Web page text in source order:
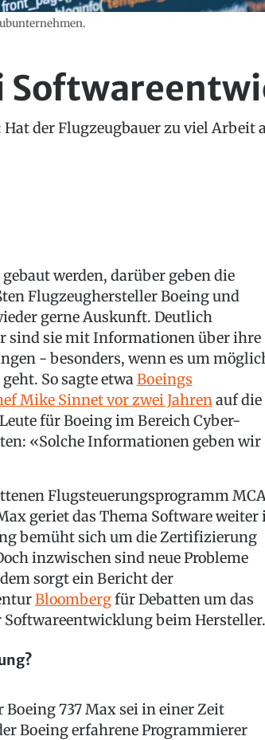
der Flugzeugbauer zu viel Arbeit
werden, darüber geben die
Flugzeughersteller Boeing und
gerne Auskunft. Deutlich
sind sie mit Informationen über ihre
- besonders, wenn es um
So sagte etwaBoeings
Mike Sinnet vor zwei Jahrenauf die
für Boeing im Bereich Cyber-
«Solche Informationen geben wir
Flugsteuerungsprogramm
geriet das Thema Software weiter
bemüht sich um die Zertifizierung
inzwischen sind neue Probleme
sorgt ein Bericht der
Bloombergfür Debatten um das
Softwareentwicklung beim Hersteller.
Boeing 737 Max sei in einer Zeit
Boeing erfahrene Programmierer